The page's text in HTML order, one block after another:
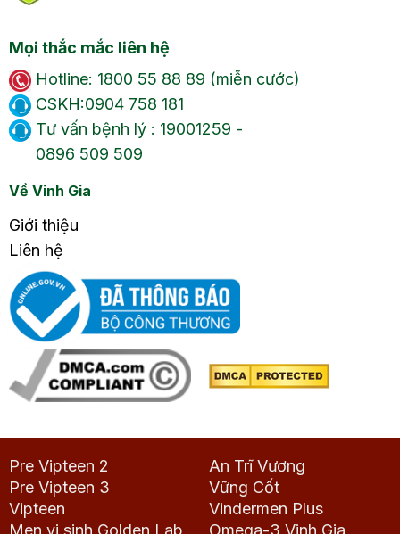
Mọi thắc mắc liên hệ
Hotline: 1800 55 88 89 (miễn cước)
CSKH:0904 758 181
Tư vấn bệnh lý : 19001259 -
0896 509 509
Về Vinh Gia
Giới thiệu
Liên hệ
Pre Vipteen 2
Pre Vipteen 3
Vipteen
Men vi sinh Golden Lab
An Trĩ Vương
Vững Cốt
Vindermen Plus
Omega-3 Vinh Gia